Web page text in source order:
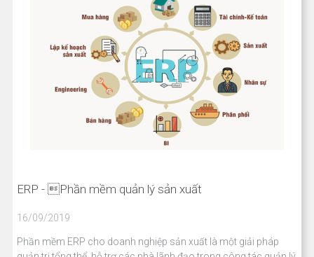
ERP - Phần mềm quản lý sản xuất
16/09/2019
Phần mềm ERP cho doanh nghiệp sản xuất là một giải pháp